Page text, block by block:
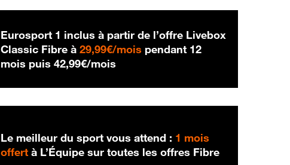
Eurosport 1 inclus à partir de l’offre Livebox
Classic Fibre à29,99€/mois 29,99 € par mois
pendant 12
mois puis42,99€/mois
Le meilleur du sport vous attend : 1 mois
offert à L’Équipe sur toutes les offres Fibre